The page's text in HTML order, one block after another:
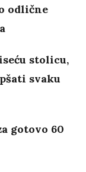
odlične
stolicu,
svaku
gotovo 60